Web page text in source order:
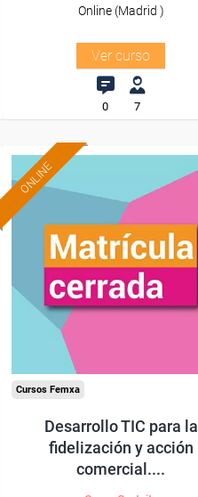
Online (Madrid )
Ver curso
0 7
ONLINE
Cursos Femxa
Desarrollo TIC para la
fidelización y acción
comercial....